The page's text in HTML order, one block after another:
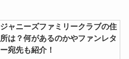
ジャニーズファミリークラブの住
所は？何があるのかやファンレタ
ー宛先も紹介！